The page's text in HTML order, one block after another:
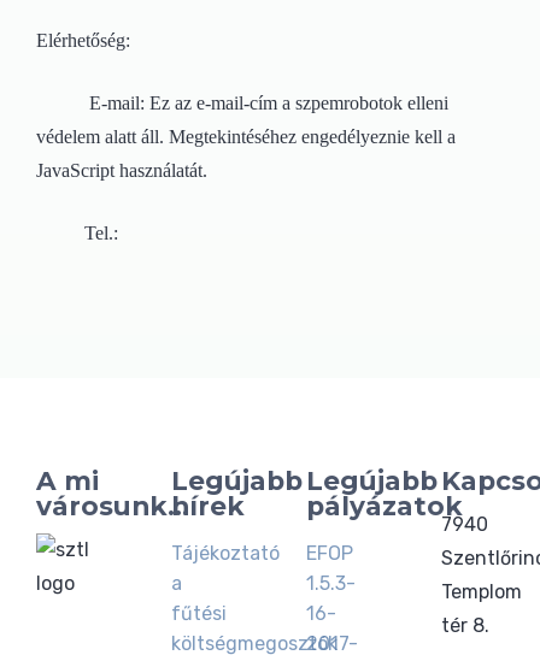
Elérhetőség:
E-mail: Ez az e-mail-cím a szpemrobotok elleni
védelem alatt áll. Megtekintéséhez engedélyeznie kell a
JavaScript használatát.
Tel.:
A mi
városunk...
Legújabb
hírek
Tájékoztató
a
fűtési
költségmegosztók
Legújabb
pályázatok
EFOP
1.5.3-
16-
2017-
7940
Templom
tér 8.